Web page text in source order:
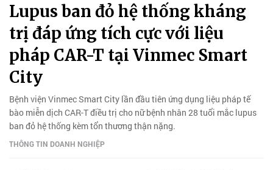
Lupus ban đỏ hệ thống kháng
trị đáp ứng tích cực với liệu
pháp CAR-T tại Vinmec Smart
City
Bệnh viện Vinmec Smart City lần đầu tiên ứng dụng liệu pháp tế
bào miễn dịch CAR-T điều trị cho nữ bệnh nhân 28 tuổi mắc lupus
ban đỏ hệ thống kèm tổn thương thận nặng.
THÔNG TIN DOANH NGHIỆP